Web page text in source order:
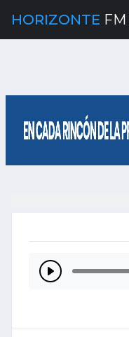
HORIZONTE FM